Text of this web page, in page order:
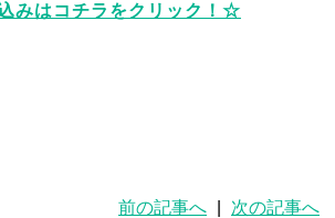
みはコチラをクリック！☆
前の記事へ 次の記事へ